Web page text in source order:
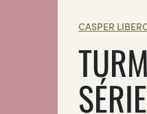
CASPER